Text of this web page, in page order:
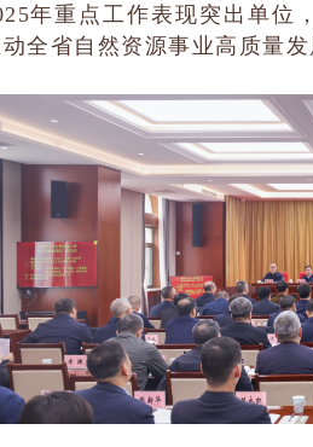
年重点工作表现突出单位
全省自然资源事业高质量发